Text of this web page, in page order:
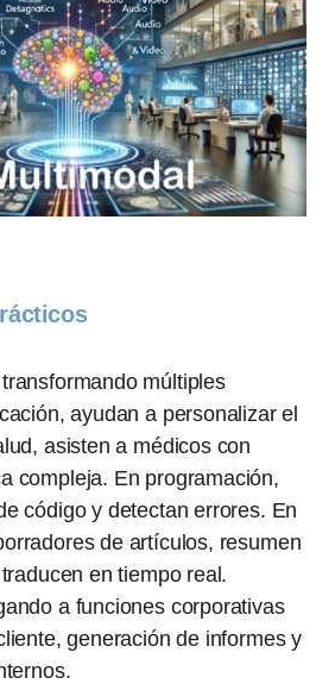
múltiples
ayudan a personalizar el
asisten a médicos con
compleja. En programación,
código y detectan errores. En
de artículos, resumen
en tiempo real.
a funciones corporativas
generación de informes y